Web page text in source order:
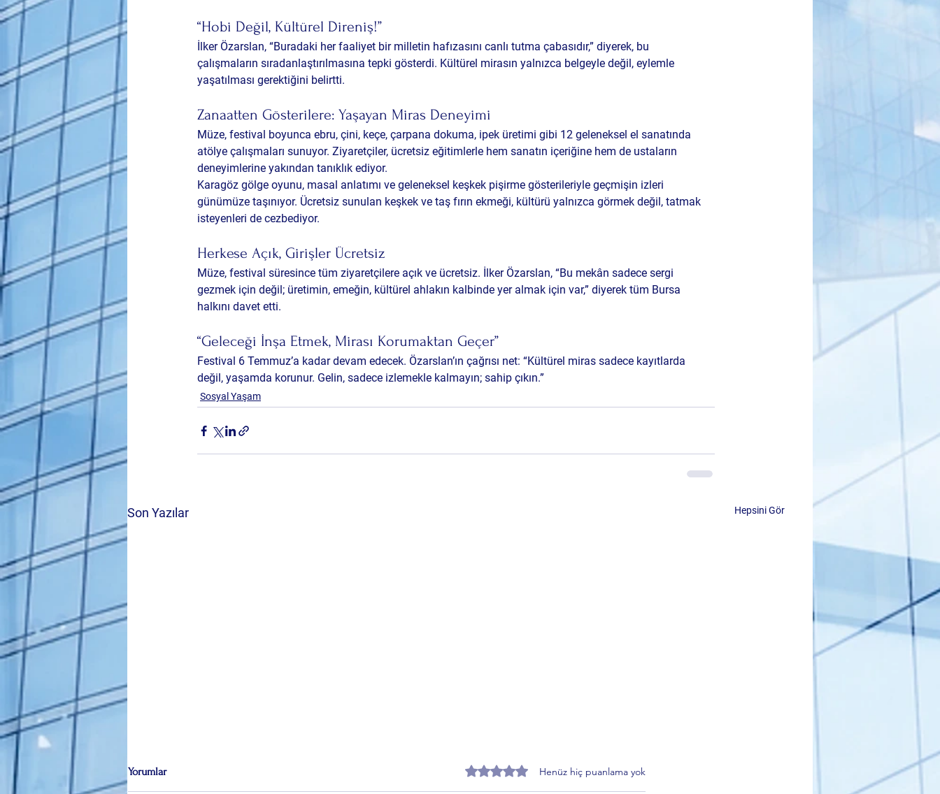
“Hobi Değil, Kültürel Direniş!”
İlker Özarslan, “Buradaki her faaliyet bir milletin hafızasını canlı tutma çabasıdır,” diyerek, bu
çalışmaların sıradanlaştırılmasına tepki gösterdi. Kültürel mirasın yalnızca belgeyle değil, eylemle
yaşatılması gerektiğini belirtti.
Zanaatten Gösterilere: Yaşayan Miras Deneyimi
Müze, festival boyunca ebru, çini, keçe, çarpana dokuma, ipek üretimi gibi 12 geleneksel el sanatında
atölye çalışmaları sunuyor. Ziyaretçiler, ücretsiz eğitimlerle hem sanatın içeriğine hem de ustaların
deneyimlerine yakından tanıklık ediyor.
Karagöz gölge oyunu, masal anlatımı ve geleneksel keşkek pişirme gösterileriyle geçmişin izleri
günümüze taşınıyor. Ücretsiz sunulan keşkek ve taş fırın ekmeği, kültürü yalnızca görmek değil, tatmak
isteyenleri de cezbediyor.
Herkese Açık, Girişler Ücretsiz
Müze, festival süresince tüm ziyaretçilere açık ve ücretsiz. İlker Özarslan, “Bu mekân sadece sergi
gezmek için değil; üretimin, emeğin, kültürel ahlakın kalbinde yer almak için var,” diyerek tüm Bursa
halkını davet etti.
“Geleceği İnşa Etmek, Mirası Korumaktan Geçer”
Festival 6 Temmuz’a kadar devam edecek. Özarslan’ın çağrısı net: “Kültürel miras sadece kayıtlarda
değil, yaşamda korunur. Gelin, sadece izlemekle kalmayın; sahip çıkın.”
Sosyal Yaşam
Son Yazılar Hepsini Gör
Yorumlar 5 üzerinden 0 yıldızHenüz hiç puanlama yok